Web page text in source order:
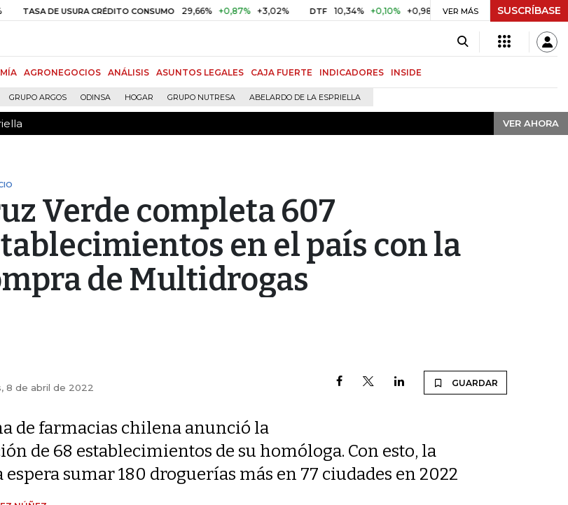
DE USURA CRÉDITO CONSUMO 29,66% +0,87% +3,02% DTF 10,34% +0,10% +0,98% UVR $ 416,91 +$ 0,05 +0,01%
VER MÁS SUSCRÍBASE
AGRONEGOCIOS ANÁLISIS ASUNTOS LEGALES CAJA FUERTE INDICADORES INSIDE
GRUPO ARGOS ODINSA HOGAR GRUPO NUTRESA ABELARDO DE LA ESPRIELLA
VER AHORA
VER AHORA
Verde completa 607
en el país con la
de Multidrogas
8 de abril de 2022 GUARDAR
de farmacias chilena anunció la
de 68 establecimientos de su homóloga. Con esto, la
espera sumar 180 droguerías más en 77 ciudades en 2022